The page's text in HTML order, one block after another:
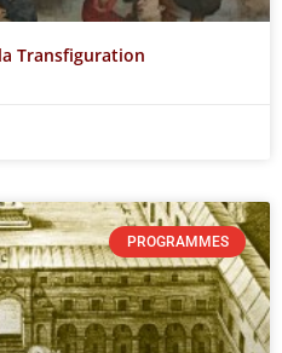
Transfiguration
PROGRAMMES